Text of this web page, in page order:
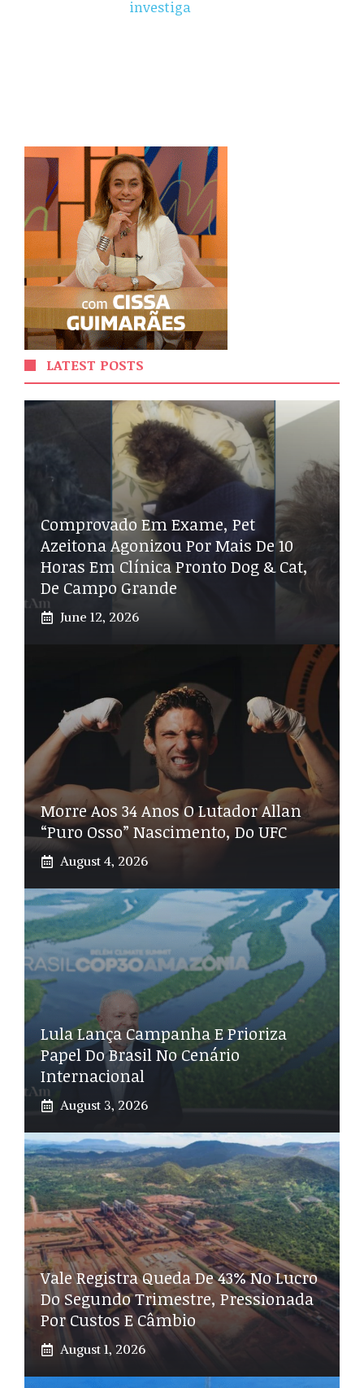
investiga
LATEST POSTS
Comprovado Em Exame, Pet
Azeitona Agonizou Por Mais De 10
Horas Em Clínica Pronto Dog & Cat,
De Campo Grande
June 12, 2026
Morre Aos 34 Anos O Lutador Allan
“Puro Osso” Nascimento, Do UFC
August 4, 2026
Lula Lança Campanha E Prioriza
Papel Do Brasil No Cenário
Internacional
August 3, 2026
Vale Registra Queda De 43% No Lucro
Do Segundo Trimestre, Pressionada
Por Custos E Câmbio
August 1, 2026